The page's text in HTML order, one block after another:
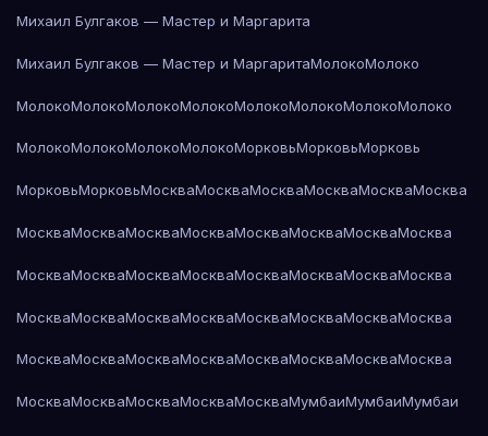
Михаил Булгаков — Мастер и Маргарита
Михаил Булгаков — Мастер и МаргаритаМолокоМолоко
МолокоМолокоМолокоМолокоМолокоМолокоМолокоМолоко
МолокоМолокоМолокоМолокоМорковьМорковьМорковь
МорковьМорковьМоскваМоскваМоскваМоскваМоскваМосква
МоскваМоскваМоскваМоскваМоскваМоскваМоскваМосква
МоскваМоскваМоскваМоскваМоскваМоскваМоскваМосква
МоскваМоскваМоскваМоскваМоскваМоскваМоскваМосква
МоскваМоскваМоскваМоскваМоскваМоскваМоскваМосква
МоскваМоскваМоскваМоскваМоскваМумбаиМумбаиМумбаи